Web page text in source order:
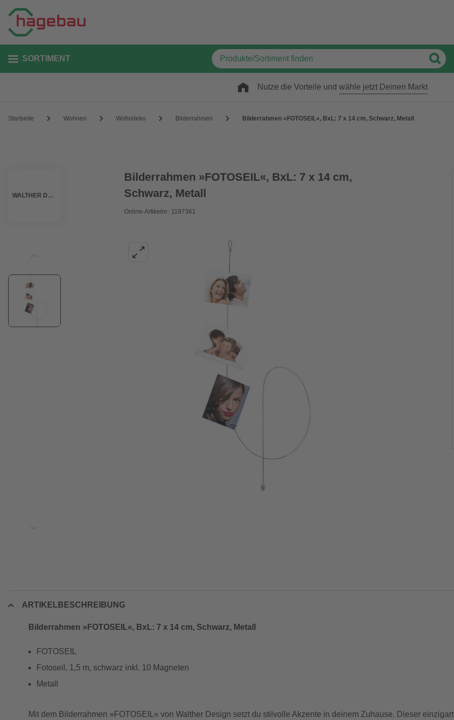
SORTIMENT
Nutze die Vorteile und wähle jetzt Deinen Markt
Startseite Wohnen Wohndeko Bilderrahmen Bilderrahmen »FOTOSEIL«, BxL: 7 x 14 cm, Schwarz, Metall
WALTHER DESIGN
Bilderrahmen »FOTOSEIL«, BxL: 7 x 14 cm,
Schwarz, Metall
Online-Artikelnr.: 1197361
ARTIKELBESCHREIBUNG
Bilderrahmen »FOTOSEIL«, BxL: 7 x 14 cm, Schwarz, Metall
FOTOSEIL
Fotoseil, 1,5 m, schwarz inkl. 10 Magneten
Metall
Mit dem Bilderrahmen »FOTOSEIL« von Walther Design setzt du stilvolle Akzente in deinem Zuhause. Dieser